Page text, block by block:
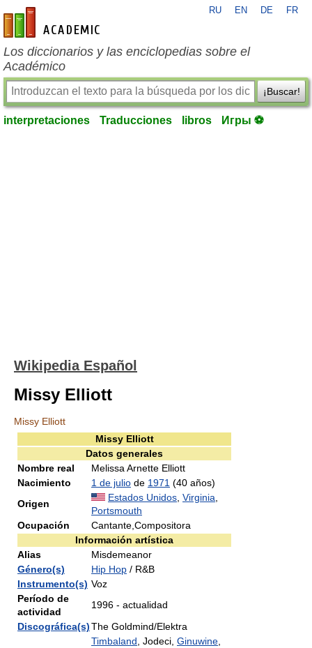
es-academic.com
RU EN DE FR
Los diccionarios y las enciclopedias sobre el
Académico
¡Buscar!
interpretaciones Traducciones libros Игры ⚽
Wikipedia Español
Missy Elliott
Missy Elliott
Missy Elliott
Datos generales
Nombre real
Melissa Arnette Elliott
Nacimiento
1 de julio de 1971 (40 años)
Origen
Estados Unidos Virginia
Portsmouth
Ocupación
Cantante,Compositora
Información artística
Alias
Misdemeanor
Género(s)
Hip Hop / R&B
Instrumento(s) Voz
Período de
actividad
1996 - actualidad
Discográfica(s)The Goldmind/Elektra
Timbaland , Jodeci, Ginuwine